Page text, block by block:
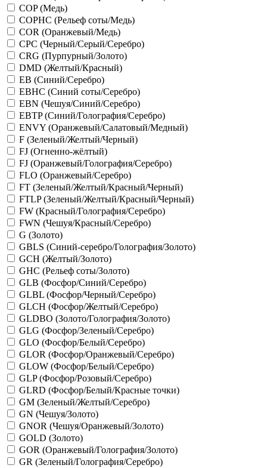
COP (Медь)
COPHC (Рельеф соты/Медь)
COR (Оранжевый/Медь)
CPC (Черный/Серый/Серебро)
CRG (Пурпурный/Золото)
DMD (Желтый/Красный)
EB (Синий/Серебро)
EBHC (Синий соты/Серебро)
EBN (Чешуя/Синий/Серебро)
EBTP (Синий/Голография/Серебро)
ENVY (Оранжевый/Салатовый/Медный)
F (Зеленый/Желтый/Черный)
FJ (Огненно-жёлтый)
FJ (Оранжевый/Голография/Серебро)
FLO (Оранжевый/Серебро)
FT (Зеленый/Желтый/Красный/Черный)
FTLP (Зеленый/Желтый/Красный/Черный)
FW (Красный/Голография/Серебро)
FWN (Чешуя/Красный/Серебро)
G (Золото)
GBLS (Синий-серебро/Голография/Золото)
GCH (Желтый/Золото)
GHC (Рельеф соты/Золото)
GLB (Фосфор/Синий/Серебро)
GLBL (Фосфор/Черный/Серебро)
GLCH (Фосфор/Желтый/Серебро)
GLDBO (Золото/Голография/Золото)
GLG (Фосфор/Зеленый/Серебро)
GLO (Фосфор/Белый/Серебро)
GLOR (Фосфор/Оранжевый/Серебро)
GLOW (Фосфор/Белый/Серебро)
GLP (Фосфор/Розовый/Серебро)
GLRD (Фосфор/Белый/Красные точки)
GM (Зеленый/Желтый/Серебро)
GN (Чешуя/Золото)
GNOR (Чешуя/Оранжевый/Золото)
GOLD (Золото)
GOR (Оранжевый/Голография/Золото)
GR (Зеленый/Голография/Серебро)